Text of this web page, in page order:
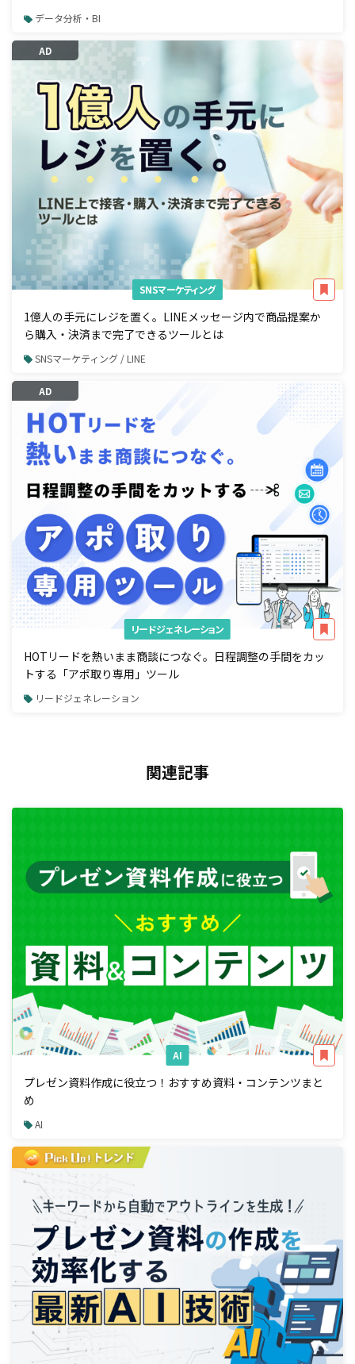
データ分析・BI
AD
SNSマーケティング
1億人の手元にレジを置く。LINEメッセージ内で商品提案か
ら購入・決済まで完了できるツールとは
SNSマーケティング / LINE
AD
リードジェネレーション
HOTリードを熱いまま商談につなぐ。日程調整の手間をカッ
トする「アポ取り専用」ツール
リードジェネレーション
関連記事
AI
プレゼン資料作成に役立つ！おすすめ資料・コンテンツまと
め
AI